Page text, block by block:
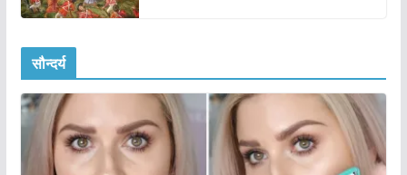
सौन्दर्य